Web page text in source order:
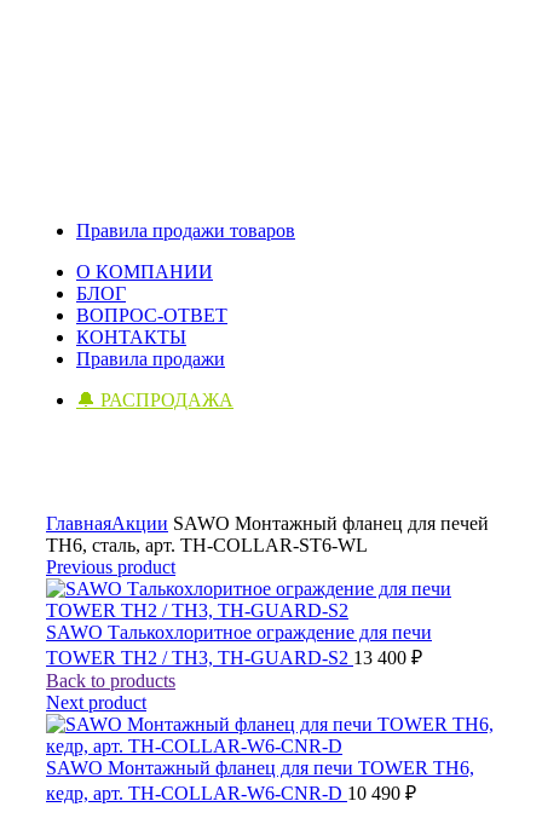
Правила продажи товаров
О КОМПАНИИ
БЛОГ
ВОПРОС-ОТВЕТ
КОНТАКТЫ
Правила продажи
🔔 РАСПРОДАЖА
ГлавнаяАкции SAWO Монтажный фланец для печей
TH6, сталь, арт. TH-COLLAR-ST6-WL
Previous product
SAWO Талькохлоритное ограждение для печи
TOWER TH2 / TH3, TH-GUARD-S2 13 400 ₽
Back to products
Next product
SAWO Монтажный фланец для печи TOWER TH6,
кедр, арт. TH-COLLAR-W6-CNR-D 10 490 ₽